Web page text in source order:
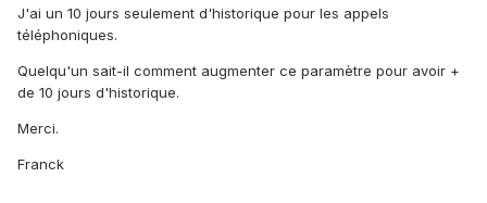
J'ai un 10 jours seulement d'historique pour les appels
téléphoniques.
Quelqu'un sait-il comment augmenter ce paramètre pour avoir +
de 10 jours d'historique.
Merci.
Franck